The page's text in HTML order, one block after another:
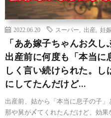
2022.06.20 スーパー 出産 妊
「ああ嫁子ちゃんお久し
出産前に何度も「本当に
しく言い続けられた。し
にしてたんだけど…
出産前、姑から「本当に息子の子
那や舅が〆てくれたんだけど、効